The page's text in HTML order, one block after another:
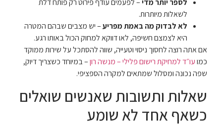
לשאלות מיותרות.
לא לבדוק מה באמת מפריע– יש מצבים שבהם המטרה
היא לצמצם חשיפה, לאו דווקא למחוק הכול באותו רגע.
אם אתה רוצה לחסוך ניסוי וטעייה, שווה להסתכל על שירות ממוקד
כמועו״ד למחיקת רישום פלילי – מנשה רון– במיוחד כשצריך דיוק,
שפה נכונה ומסלול שמתאים למקרה הספציפי.
שאלות ותשובות שאנשים שואלים
כשאף אחד לא שומע